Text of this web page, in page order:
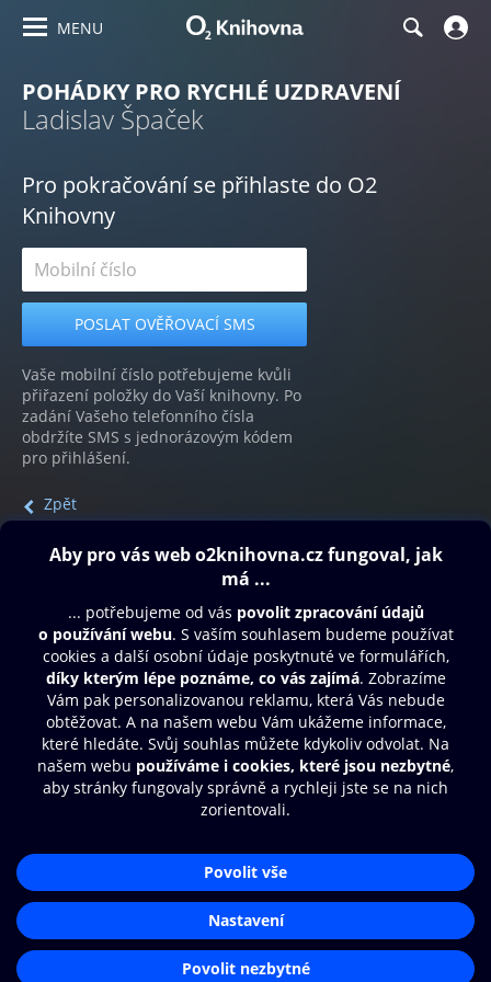
MENU
POHÁDKY PRO RYCHLÉ UZDRAVENÍ
Ladislav Špaček
Pro pokračování se přihlaste do O2
Knihovny
Vaše mobilní číslo potřebujeme kvůli
přiřazení položky do Vaší knihovny. Po
zadání Vašeho telefonního čísla
obdržíte SMS s jednorázovým kódem
pro přihlášení.
Zpět
Obsah ke stažení
Moje O2 Knihovna
Další zábava
© O2 Czech Republic a.s.
Přístupnost
Zásady zpracování osobních údajů
Nastavení cookies
Aplikace O2 Knihovna
Čti a poslouchej své e-knihy a
audioknihy rychleji a pohodlněji.